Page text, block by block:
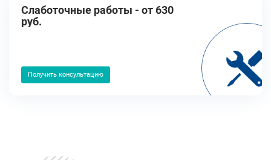
Слаботочные работы - от 630
руб.
Получить консультацию